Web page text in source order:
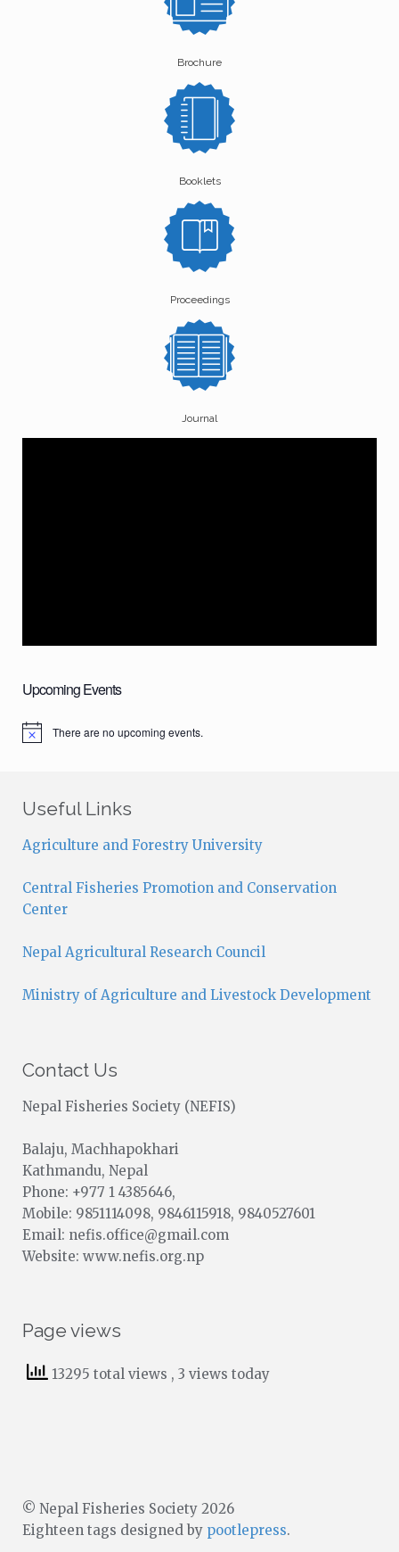
Brochure
Booklets
Proceedings
Journal
Upcoming Events
N
e
There are no upcoming events.
Useful Links
Agriculture and Forestry University
Central Fisheries Promotion and Conservation
Center
Nepal Agricultural Research Council
Ministry of Agriculture and Livestock Development
Contact Us
Nepal Fisheries Society (NEFIS)
Balaju, Machhapokhari
Kathmandu, Nepal
Phone: +977 1 4385646,
Mobile: 9851114098, 9846115918, 9840527601
Email: nefis.office@gmail.com
Website: www.nefis.org.np
Page views
13295 total views , 3 views today
© Nepal Fisheries Society 2026
Eighteen tags designed by pootlepress.